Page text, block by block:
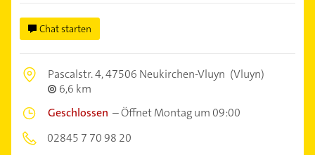
Chat starten
Pascalstr. 4,47506 Neukirchen-Vluyn (Vluyn)
6,6 km
Geschlossen –Öffnet Montag um 09:00
02845 7 70 98 20